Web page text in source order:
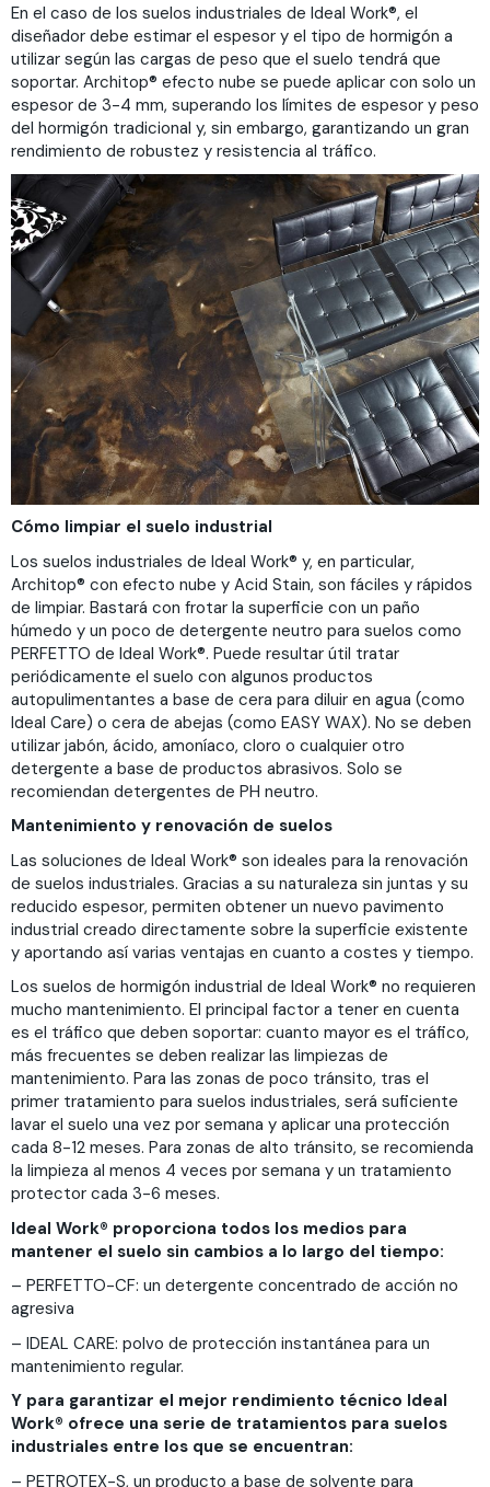
En el caso de los suelos industriales de Ideal Work®, el
diseñador debe estimar el espesor y el tipo de hormigón a
utilizar según las cargas de peso que el suelo tendrá que
soportar. Architop® efecto nube se puede aplicar con solo un
espesor de 3-4 mm, superando los límites de espesor y peso
del hormigón tradicional y, sin embargo, garantizando un gran
rendimiento de robustez y resistencia al tráfico.
Cómo limpiar el suelo industrial
Los suelos industriales de Ideal Work® y, en particular,
Architop® con efecto nube y Acid Stain, son fáciles y rápidos
de limpiar. Bastará con frotar la superficie con un paño
húmedo y un poco de detergente neutro para suelos como
PERFETTO de Ideal Work®. Puede resultar útil tratar
periódicamente el suelo con algunos productos
autopulimentantes a base de cera para diluir en agua (como
Ideal Care) o cera de abejas (como EASY WAX). No se deben
utilizar jabón, ácido, amoníaco, cloro o cualquier otro
detergente a base de productos abrasivos. Solo se
recomiendan detergentes de PH neutro.
Mantenimiento y renovación de suelos
Las soluciones de Ideal Work® son ideales para la renovación
de suelos industriales. Gracias a su naturaleza sin juntas y su
reducido espesor, permiten obtener un nuevo pavimento
industrial creado directamente sobre la superficie existente
y aportando así varias ventajas en cuanto a costes y tiempo.
Los suelos de hormigón industrial de Ideal Work® no requieren
mucho mantenimiento. El principal factor a tener en cuenta
es el tráfico que deben soportar: cuanto mayor es el tráfico,
más frecuentes se deben realizar las limpiezas de
mantenimiento. Para las zonas de poco tránsito, tras el
primer tratamiento para suelos industriales, será suficiente
lavar el suelo una vez por semana y aplicar una protección
cada 8-12 meses. Para zonas de alto tránsito, se recomienda
la limpieza al menos 4 veces por semana y un tratamiento
protector cada 3-6 meses.
Ideal Work® proporciona todos los medios para
mantener el suelo sin cambios a lo largo del tiempo:
– PERFETTO-CF: un detergente concentrado de acción no
agresiva
– IDEAL CARE: polvo de protección instantánea para un
mantenimiento regular.
Y para garantizar el mejor rendimiento técnico Ideal
Work® ofrece una serie de tratamientos para suelos
industriales entre los que se encuentran:
– PETROTEX-S, un producto a base de solvente para